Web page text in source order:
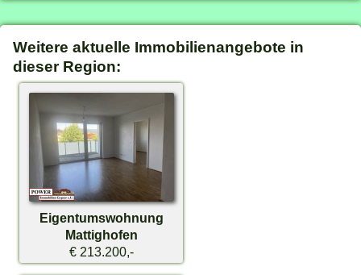
Weitere aktuelle Immobilienangebote in
dieser Region:
Eigentumswohnung
Mattighofen
€ 213.200,-